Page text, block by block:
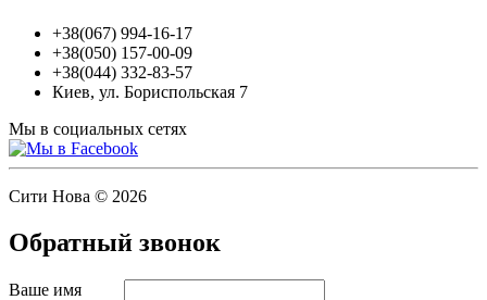
+38(067) 994-16-17
+38(050) 157-00-09
+38(044) 332-83-57
Киев, ул. Бориспольская 7
Мы в социальных сетях
Сити Нова © 2026
Обратный звонок
Ваше имя